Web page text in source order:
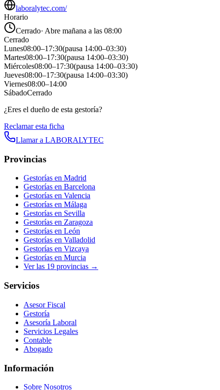
laboralytec.com/
Horario
Cerrado· Abre mañana a las 08:00
Cerrado
Lunes08:00–17:30(pausa 14:00–03:30)
Martes08:00–17:30(pausa 14:00–03:30)
Miércoles08:00–17:30(pausa 14:00–03:30)
Jueves08:00–17:30(pausa 14:00–03:30)
Viernes08:00–14:00
SábadoCerrado
¿Eres el dueño de esta gestoría?
Reclamar esta ficha
Llamar a LABORALYTEC
Provincias
Gestorías en Madrid
Gestorías en Barcelona
Gestorías en Valencia
Gestorías en Málaga
Gestorías en Sevilla
Gestorías en Zaragoza
Gestorías en León
Gestorías en Valladolid
Gestorías en Vizcaya
Gestorías en Murcia
Ver las 19 provincias →
Servicios
Asesor Fiscal
Gestoría
Asesoría Laboral
Servicios Legales
Contable
Abogado
Información
Sobre Nosotros